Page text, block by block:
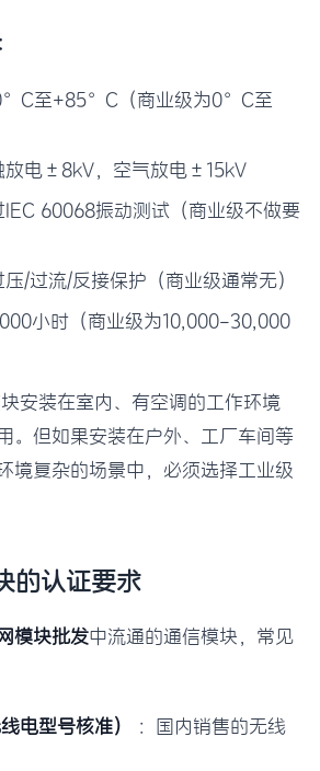
至+85°C（商业级为0°C至
放电±8kV，空气放电±15kV
60068振动测试（商业级不做要
/过流/反接保护（商业级通常无）
小时（商业级为10,000-30,000
安装在室内、有空调的工作环境
。但如果安装在户外、工厂车间等
境复杂的场景中，必须选择工业级
的认证要求
模块批发中流通的通信模块，常见
电型号核准）
：国内销售的无线